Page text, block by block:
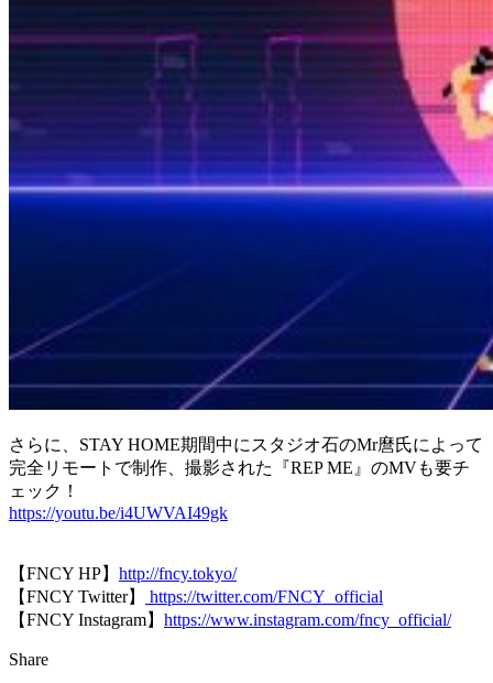
さらに、STAY HOME期間中にスタジオ石のMr麿氏によって
完全リモートで制作、撮影された『REP ME』のMVも要チ
ェック！
https://youtu.be/i4UWVAI49gk
【FNCY HP】 http://fncy.tokyo/
【FNCY Twitter】
https://twitter.com/FNCY_official
【FNCY Instagram】 https://www.instagram.com/fncy_official/
Share